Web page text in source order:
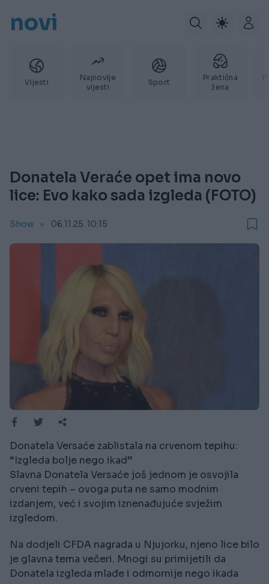
novi
Vijesti
Najnovije
vijesti
Sport
Praktična
žena
Donatela Veraće opet ima novo
lice: Evo kako sada izgleda (FOTO)
Show 06.11.25. 10:15
Donatela Versaće zablistala na crvenom tepihu:
“Izgleda bolje nego ikad”
Slavna Donatela Versaće još jednom je osvojila
crveni tepih – ovoga puta ne samo modnim
izdanjem, već i svojim iznenađujuće svježim
izgledom.
Na dodjeli CFDA nagrada u Njujorku, njeno lice bilo
je glavna tema večeri. Mnogi su primijetili da
Donatela izgleda mlađe i odmornije nego ikada